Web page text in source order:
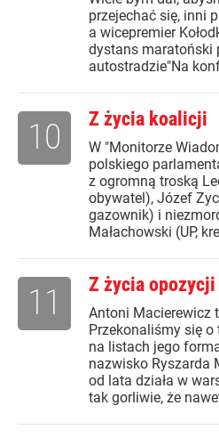
przejechać się, inni
a wicepremier
dystans maratoński
autostradzie"Na
Z życia koalicji
W "Monitorze
polskiego
z ogromną troską
obywatel), Józef
gazownik) i
Małachowski (UP,
10
Z życia opozycji
Antoni Macierewicz
Przekonaliśmy się
na listach jego
nazwisko Ryszarda
od lata działa w
tak gorliwie, że
11